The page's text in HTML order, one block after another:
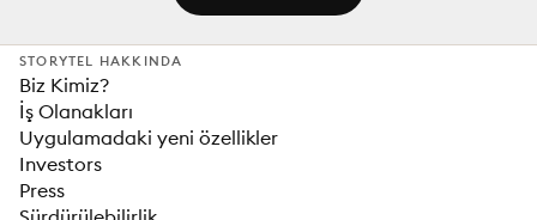
STORYTEL HAKKINDA
Biz Kimiz?
İş Olanakları
Uygulamadaki yeni özellikler
Investors
Press